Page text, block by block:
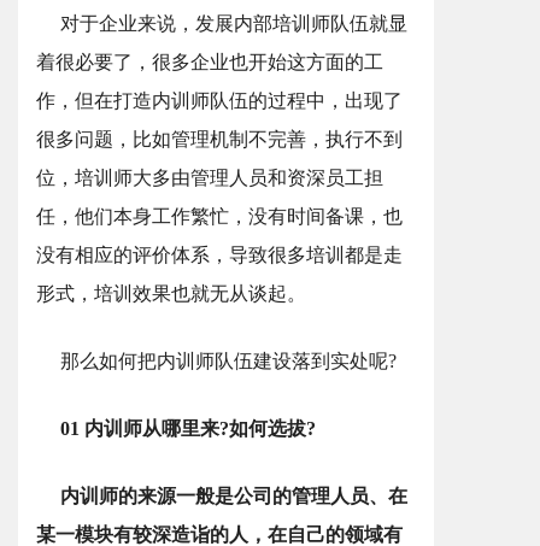
对于企业来说，发展内部培训师队伍就显
着很必要了，很多企业也开始这方面的工
作，但在打造内训师队伍的过程中，出现了
很多问题，比如管理机制不完善，执行不到
位，培训师大多由管理人员和资深员工担
任，他们本身工作繁忙，没有时间备课，也
没有相应的评价体系，导致很多培训都是走
形式，培训效果也就无从谈起。
那么如何把内训师队伍建设落到实处呢?
01 内训师从哪里来?如何选拔?
内训师的来源一般是公司的管理人员、在
某一模块有较深造诣的人，在自己的领域有